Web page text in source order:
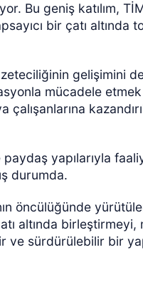
Bu geniş katılım,
bir çatı altında
gelişimini
mücadele etmek
yapılarıyla
durumda.
öncülüğünde
altında birleştirmeyi,
ve sürdürülebilir bir